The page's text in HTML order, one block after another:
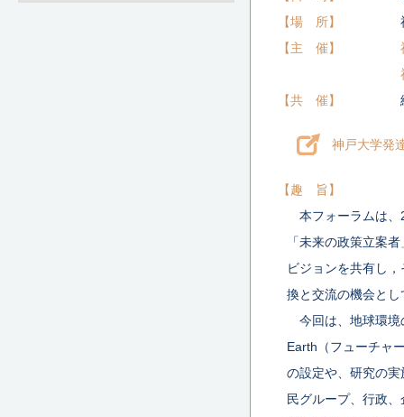
場 所
主 催
共 催
神戸大学発
趣 旨
本フォーラムは
「未来の政策立案
ビジョンを共有し
換と交流の機会と
今回は、地球環
Earth（フューチャ
の設定や、研究の
民グループ、行政